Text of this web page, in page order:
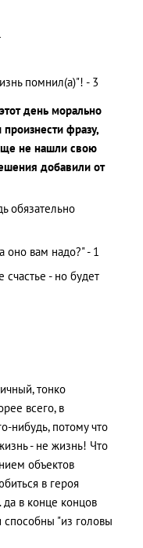
помнил(а)"! - 3
день морально
фразу,
не нашли свою
добавили от
обязательно
оно вам надо?" - 1
- но будет
тонко
всего, в
нибудь, потому что
- не жизнь! Что
объектов
в героя
в конце концов
способны "из головы